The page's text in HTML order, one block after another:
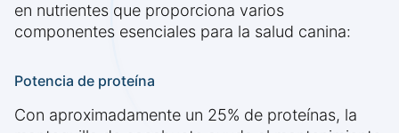
en nutrientes que proporciona varios
componentes esenciales para la salud canina:
Potencia de proteína
Con aproximadamente un 25% de proteínas, la